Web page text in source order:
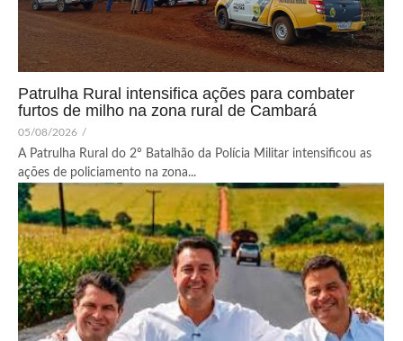
Patrulha Rural intensifica ações para combater
furtos de milho na zona rural de Cambará
05/08/2026 /
A Patrulha Rural do 2º Batalhão da Polícia Militar intensificou as
ações de policiamento na zona...